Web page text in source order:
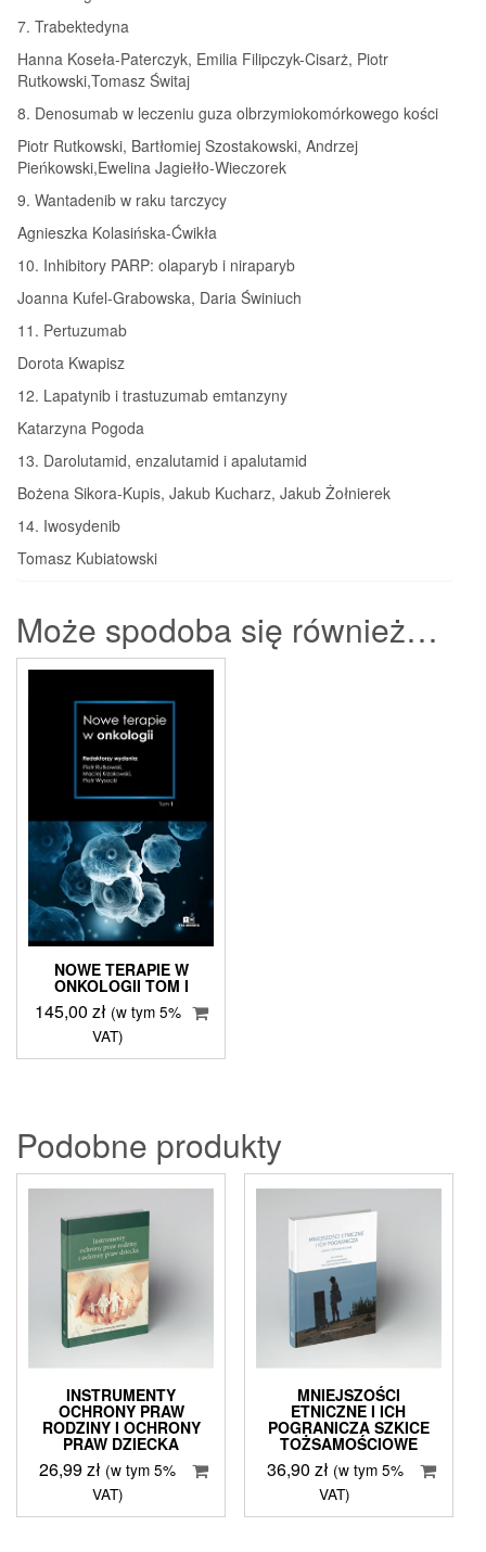
7. Trabektedyna
Hanna Koseła-Paterczyk, Emilia Filipczyk-Cisarż, Piotr
Rutkowski,Tomasz Świtaj
8. Denosumab w leczeniu guza olbrzymiokomórkowego kości
Piotr Rutkowski, Bartłomiej Szostakowski, Andrzej
Pieńkowski,Ewelina Jagiełło-Wieczorek
9. Wantadenib w raku tarczycy
Agnieszka Kolasińska-Ćwikła
10. Inhibitory PARP: olaparyb i niraparyb
Joanna Kufel-Grabowska, Daria Świniuch
11. Pertuzumab
Dorota Kwapisz
12. Lapatynib i trastuzumab emtanzyny
Katarzyna Pogoda
13. Darolutamid, enzalutamid i apalutamid
Bożena Sikora-Kupis, Jakub Kucharz, Jakub Żołnierek
14. Iwosydenib
Tomasz Kubiatowski
Może spodoba się również…
NOWE TERAPIE W
ONKOLOGII TOM I
145,00 zł (w tym 5%
VAT)
Podobne produkty
INSTRUMENTY
OCHRONY PRAW
RODZINY I OCHRONY
PRAW DZIECKA
26,99zł (w tym 5%
VAT)
MNIEJSZOŚCI
ETNICZNE I ICH
POGRANICZA SZKICE
TOŻSAMOŚCIOWE
36,90 zł (w tym 5%
VAT)